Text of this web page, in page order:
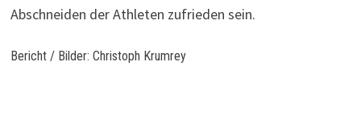
Abschneiden der Athleten zufrieden sein.
Bericht / Bilder: Christoph Krumrey